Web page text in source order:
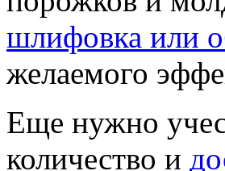
шлифовка или
желаемого
Еще нужно
количество и